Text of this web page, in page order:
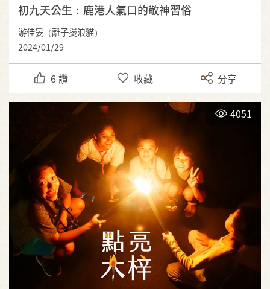
初九天公生：鹿港人氣口的敬神習俗
游佳晏（離子燙浪貓）
2024/01/29
6 讚 收藏 分享
4051